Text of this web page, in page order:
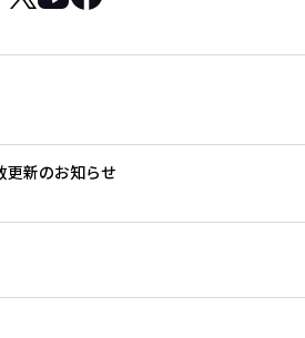
更新のお知らせ